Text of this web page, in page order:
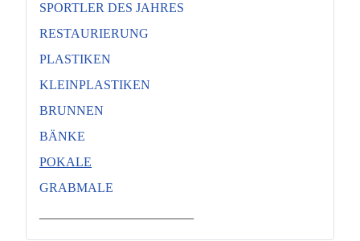
SPORTLER DES JAHRES
RESTAURIERUNG
PLASTIKEN
KLEINPLASTIKEN
BRUNNEN
BÄNKE
POKALE
GRABMALE